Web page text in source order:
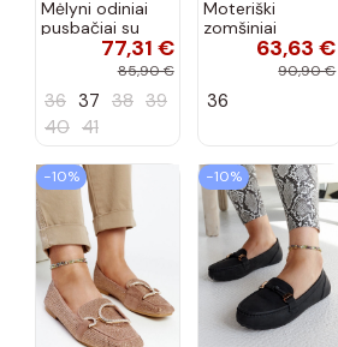
Mėlyni odiniai
pusbačiai su
dekoratyvine
sagtimi Taija
77,31 €
85,90 €
36 37 38 39
40 41
Moteriški
zomšiniai
mokasinai
Demela mėlynos
63,63 €
90,90 €
36
−10% −10%